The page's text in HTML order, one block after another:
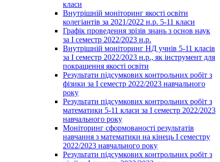
класи
Внутрішній моніторинг якості освіти
колегіантів за 2021/2022 н.р. 5-11 класи
Графік проведення зрізів знань з основ наук
за І семестр 2022/2023 н.р.
Внутрішній моніторинг НД учнів 5-11 класів
за І семестр 2022/2023 н.р., як інструмент для
покращення якості освіти
Результати підсумкових контрольних робіт з
фізики за І семестр 2022/2023 навчального
року
Результати підсумкових контрольних робіт з
математики 5-11 класи за І семестр 2022/2023
навчального року
Моніторинг сформованості результатів
навчання з математики на кінець І семестру
2022/2023 навчального року
Результати підсумкових контрольних робіт з